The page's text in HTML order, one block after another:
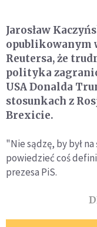
Jarosław
opublikowanym
Reutersa, że
polityka
USA Donalda
stosunkach z
Brexicie.
"Nie sądzę, by był
powiedzieć coś
prezesa PiS.